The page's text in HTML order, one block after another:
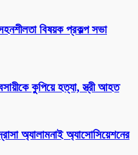
বিষয়ক প্রকল্প সভা
কুপিয়ে হত্যা, স্ত্রী আহত
অ্যালামনাই অ্যাসোসিয়েশনের